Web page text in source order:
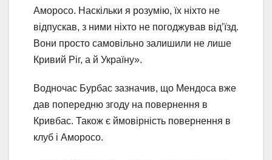
Аморосо. Наскільки я розумію, їх ніхто не
відпускав, з ними ніхто не погоджував від’їзд.
Вони просто самовільно залишили не лише
Кривий Ріг, а й Україну».
Водночас Бурбас зазначив, що Мендоса вже
дав попередню згоду на повернення в
Кривбас. Також є ймовірність повернення в
клуб і Аморосо.